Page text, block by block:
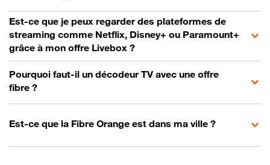
Est-ce que je peux regarder des plateformes de
streaming comme Netflix, Disney+ ou Paramount+
grâce à mon offre Livebox ?
Pourquoi faut-il un décodeur TV avec une offre
fibre ?
Est-ce que la Fibre Orange est dans ma ville ?